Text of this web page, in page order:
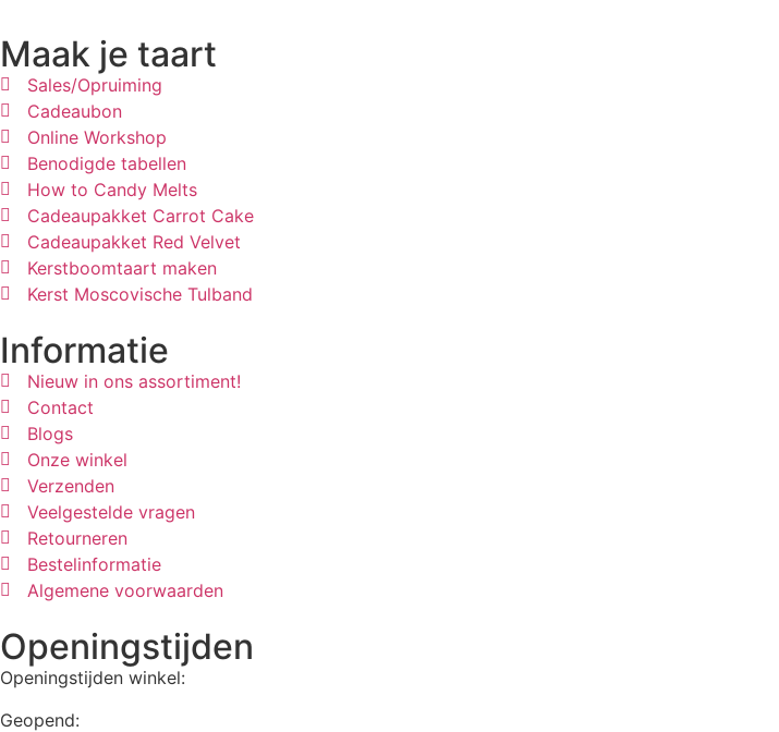
Maak je taart
Sales/Opruiming
Cadeaubon
Online Workshop
Benodigde tabellen
How to Candy Melts
Cadeaupakket Carrot Cake
Cadeaupakket Red Velvet
Kerstboomtaart maken
Kerst Moscovische Tulband
Informatie
Nieuw in ons assortiment!
Contact
Blogs
Onze winkel
Verzenden
Veelgestelde vragen
Retourneren
Bestelinformatie
Algemene voorwaarden
Openingstijden
Openingstijden winkel:
Geopend: